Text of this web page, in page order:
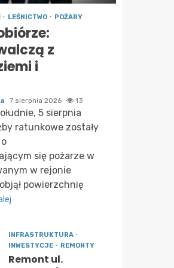
LEŚNICTWO POŻARY
z
i
7 sierpnia 2026 13
5 sierpnia
ratunkowe zostały
się pożarze w
w rejonie
powierzchnię
INFRASTRUKTURA
INWESTYCJE
REMONTY
Remont ul.